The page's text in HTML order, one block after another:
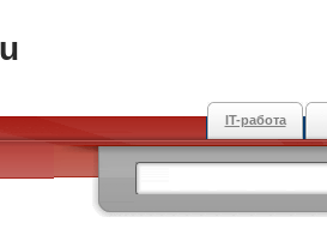
IT-работа